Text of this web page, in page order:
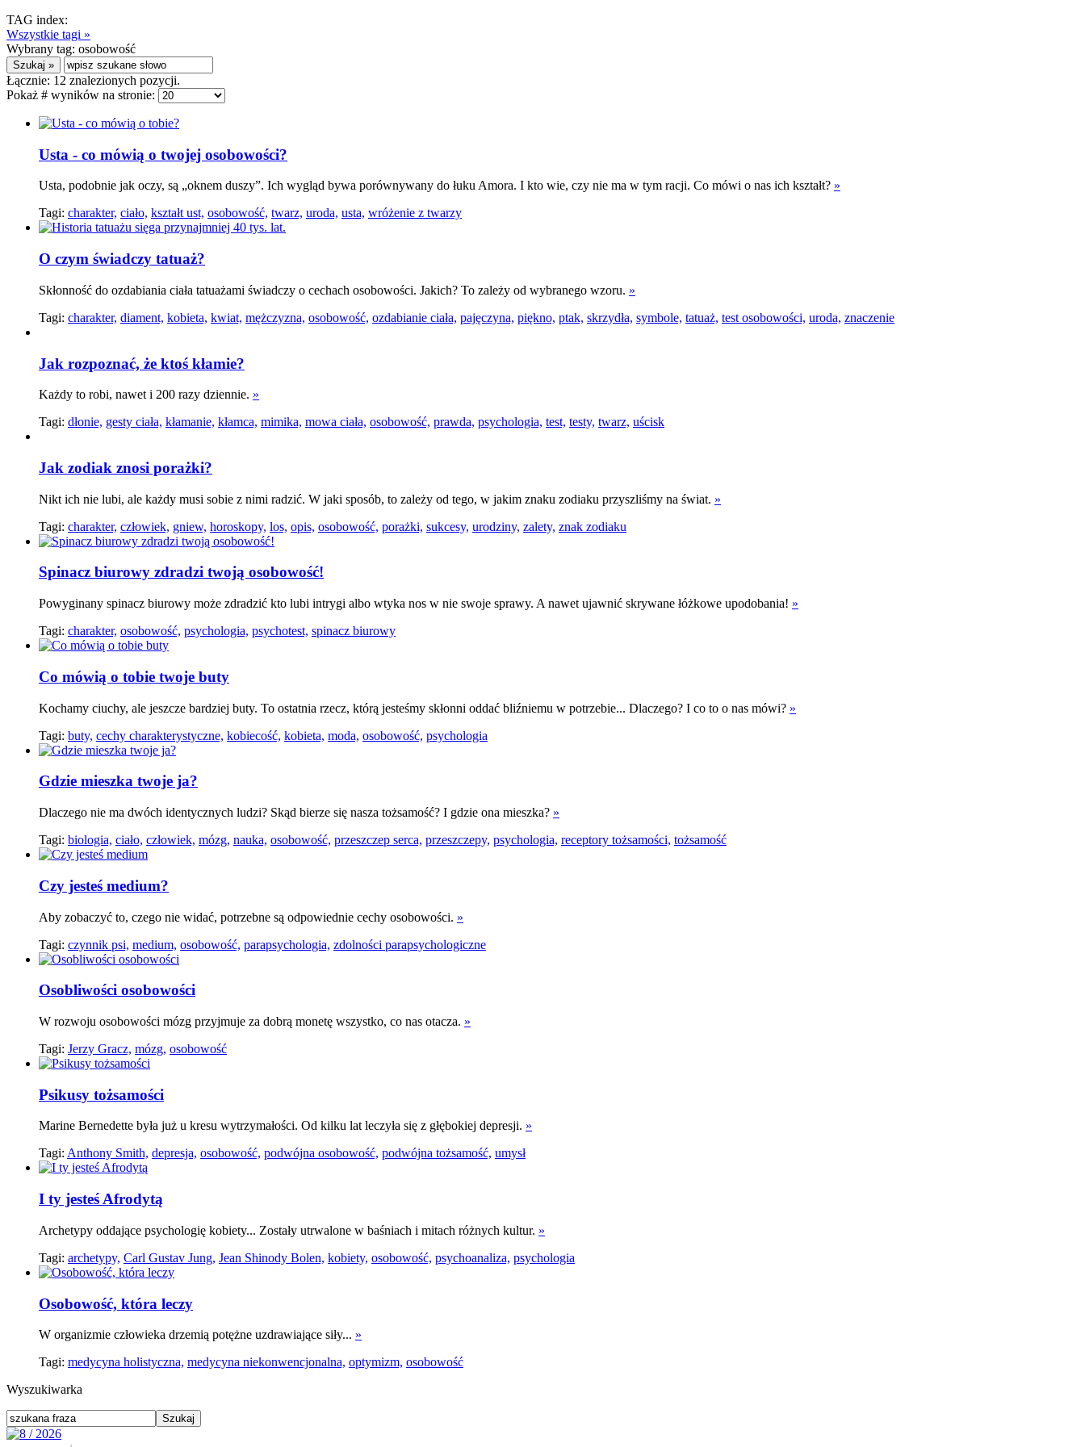
TAG index:
Wszystkie tagi »
Wybrany tag: osobowość
Łącznie: 12 znalezionych pozycji.
Pokaż # wyników na stronie:
Usta - co mówią o twojej osobowości?
Usta, podobnie jak oczy, są „oknem duszy”. Ich wygląd bywa porównywany do łuku Amora. I kto wie, czy nie ma w tym racji. Co mówi o nas ich kształt? »
Tagi: charakter, ciało, kształt ust, osobowość, twarz, uroda, usta, wróżenie z twarzy
O czym świadczy tatuaż?
Skłonność do ozdabiania ciała tatuażami świadczy o cechach osobowości. Jakich? To zależy od wybranego wzoru. »
Tagi: charakter, diament, kobieta, kwiat, mężczyzna, osobowość, ozdabianie ciała, pajęczyna, piękno, ptak, skrzydła, symbole, tatuaż, test osobowości, uroda, znaczenie
Jak rozpoznać, że ktoś kłamie?
Każdy to robi, nawet i 200 razy dziennie. »
Tagi: dłonie, gesty ciała, kłamanie, kłamca, mimika, mowa ciała, osobowość, prawda, psychologia, test, testy, twarz, uścisk
Jak zodiak znosi porażki?
Nikt ich nie lubi, ale każdy musi sobie z nimi radzić. W jaki sposób, to zależy od tego, w jakim znaku zodiaku przyszliśmy na świat. »
Tagi: charakter, człowiek, gniew, horoskopy, los, opis, osobowość, porażki, sukcesy, urodziny, zalety, znak zodiaku
Spinacz biurowy zdradzi twoją osobowość!
Powyginany spinacz biurowy może zdradzić kto lubi intrygi albo wtyka nos w nie swoje sprawy. A nawet ujawnić skrywane łóżkowe upodobania! »
Tagi: charakter, osobowość, psychologia, psychotest, spinacz biurowy
Co mówią o tobie twoje buty
Kochamy ciuchy, ale jeszcze bardziej buty. To ostatnia rzecz, którą jesteśmy skłonni oddać bliźniemu w potrzebie... Dlaczego? I co to o nas mówi? »
Tagi: buty, cechy charakterystyczne, kobiecość, kobieta, moda, osobowość, psychologia
Gdzie mieszka twoje ja?
Dlaczego nie ma dwóch identycznych ludzi? Skąd bierze się nasza tożsamość? I gdzie ona mieszka? »
Tagi: biologia, ciało, człowiek, mózg, nauka, osobowość, przeszczep serca, przeszczepy, psychologia, receptory tożsamości, tożsamość
Czy jesteś medium?
Aby zobaczyć to, czego nie widać, potrzebne są odpowiednie cechy osobowości. »
Tagi: czynnik psi, medium, osobowość, parapsychologia, zdolności parapsychologiczne
Osobliwości osobowości
W rozwoju osobowości mózg przyjmuje za dobrą monetę wszystko, co nas otacza. »
Tagi: Jerzy Gracz, mózg, osobowość
Psikusy tożsamości
Marine Bernedette była już u kresu wytrzymałości. Od kilku lat leczyła się z głębokiej depresji. »
Tagi: Anthony Smith, depresja, osobowość, podwójna osobowość, podwójna tożsamość, umysł
I ty jesteś Afrodytą
Archetypy oddające psychologię kobiety... Zostały utrwalone w baśniach i mitach różnych kultur. »
Tagi: archetypy, Carl Gustav Jung, Jean Shinody Bolen, kobiety, osobowość, psychoanaliza, psychologia
Osobowość, która leczy
W organizmie człowieka drzemią potężne uzdrawiające siły... »
Tagi: medycyna holistyczna, medycyna niekonwencjonalna, optymizm, osobowość
Wyszukiwarka